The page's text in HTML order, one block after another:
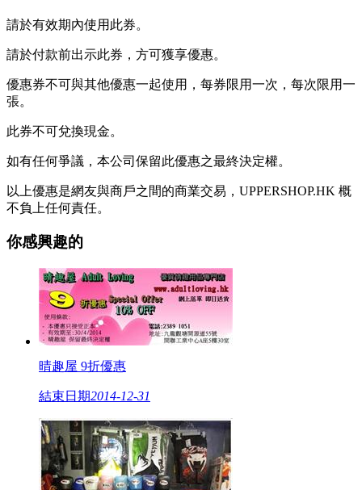
請於有效期內使用此券。
請於付款前出示此券，方可獲享優惠。
優惠券不可與其他優惠一起使用，每券限用一次，每次限用一
張。
此券不可兌換現金。
如有任何爭議，本公司保留此優惠之最終決定權。
以上優惠是網友與商戶之間的商業交易，UPPERSHOP.HK 概
不負上任何責任。
你感興趣的
晴趣屋 9折優惠
結束日期2014-12-31